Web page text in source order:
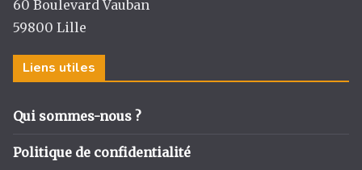
60 Boulevard Vauban
59800 Lille
Liens utiles
Qui sommes-nous ?
Politique de confidentialité